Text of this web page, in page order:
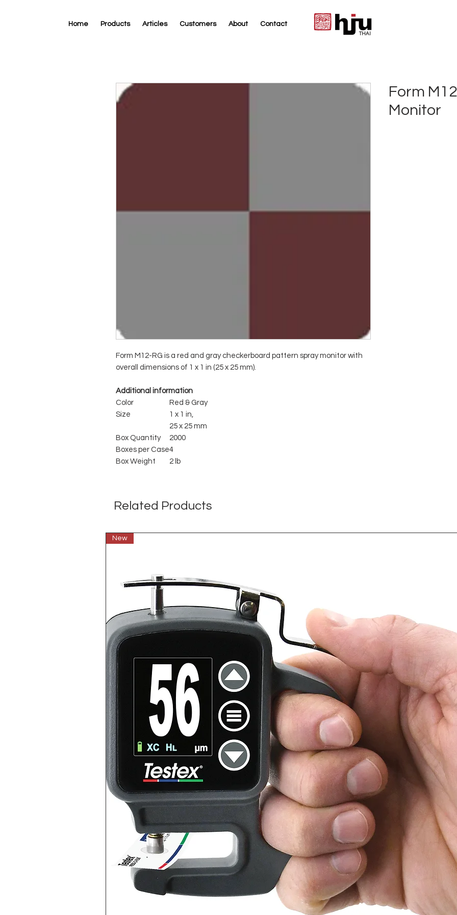
Home Products Articles Customers About Contact
THAI
Form M12-RG is a red and gray checkerboard pattern spray monitor with
overall dimensions of 1 x 1 in (25 x 25 mm).
Additional information
Color
Red & Gray
Size
1 x 1 in,
25 x 25 mm
Box Quantity
2000
Boxes per Case4
Box Weight
2 lb
Form
Monitor
Related Products
New